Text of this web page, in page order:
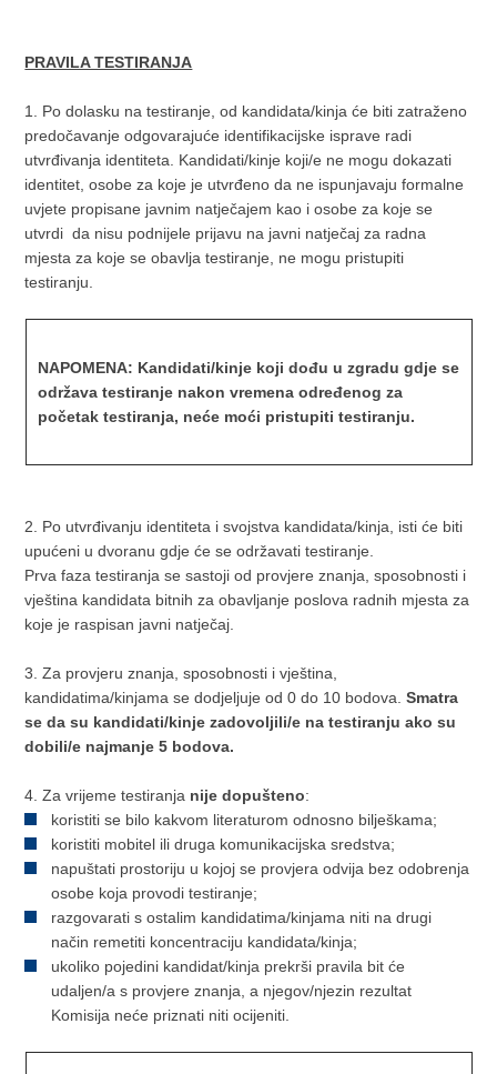
PRAVILA TESTIRANJA
1. Po dolasku na testiranje, od kandidata/kinja će biti zatraženo
predočavanje odgovarajuće identifikacijske isprave radi
utvrđivanja identiteta. Kandidati/kinje koji/e ne mogu dokazati
identitet, osobe za koje je utvrđeno da ne ispunjavaju formalne
uvjete propisane javnim natječajem kao i osobe za koje se
utvrdi da nisu podnijele prijavu na javni natječaj za radna
mjesta za koje se obavlja testiranje, ne mogu pristupiti
testiranju.
NAPOMENA: Kandidati/kinje koji dođu u zgradu gdje se
održava testiranje nakon vremena određenog za
početak testiranja, neće moći pristupiti testiranju.
2. Po utvrđivanju identiteta i svojstva kandidata/kinja, isti će biti
upućeni u dvoranu gdje će se održavati testiranje.
Prva faza testiranja se sastoji od provjere znanja, sposobnosti i
vještina kandidata bitnih za obavljanje poslova radnih mjesta za
koje je raspisan javni natječaj.
3. Za provjeru znanja, sposobnosti i vještina,
kandidatima/kinjama se dodjeljuje od 0 do 10 bodova.Smatra
se da su kandidati/kinje zadovoljili/e na testiranju ako su
dobili/e najmanje 5 bodova.
4. Za vrijeme testiranja nije dopušteno:
koristiti se bilo kakvom literaturom odnosno bilješkama;
koristiti mobitel ili druga komunikacijska sredstva;
napuštati prostoriju u kojoj se provjera odvija bez odobrenja
osobe koja provodi testiranje;
razgovarati s ostalim kandidatima/kinjama niti na drugi
način remetiti koncentraciju kandidata/kinja;
ukoliko pojedini kandidat/kinja prekrši pravila bit će
udaljen/a s provjere znanja, a njegov/njezin rezultat
Komisija neće priznati niti ocijeniti.